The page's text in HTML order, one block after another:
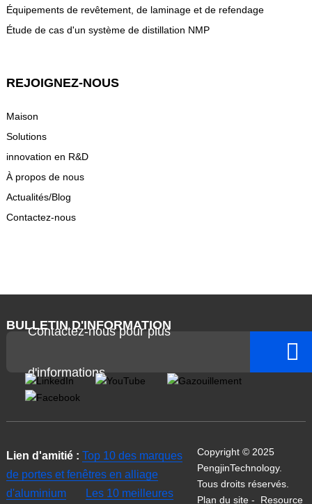
Équipements de revêtement, de laminage et de refendage
Étude de cas d'un système de distillation NMP
REJOIGNEZ-NOUS
Maison
Solutions
innovation en R&D
À propos de nous
Actualités/Blog
Contactez-nous
BULLETIN D'INFORMATION
Contactez-nous pour plus
d'informations
Lien d'amitié : Top 10 des marques
de portes et fenêtres en alliage
d'aluminium
Les 10 meilleures
Copyright © 2025
PengjinTechnology.
Tous droits réservés.
Plan du site- Resource